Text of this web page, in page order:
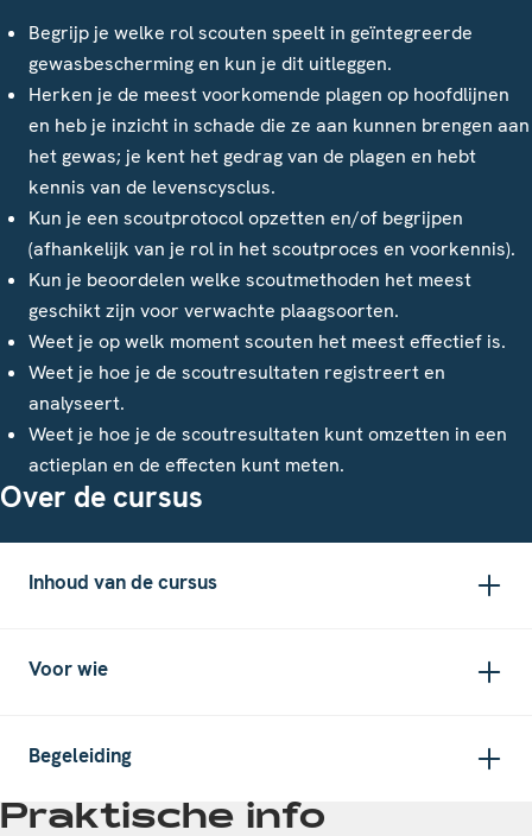
Begrijp je welke rol scouten speelt in geïntegreerde
gewasbescherming en kun je dit uitleggen.
Herken je de meest voorkomende plagen op hoofdlijnen
en heb je inzicht in schade die ze aan kunnen brengen aan
het gewas; je kent het gedrag van de plagen en hebt
kennis van de levenscysclus.
Kun je een scoutprotocol opzetten en/of begrijpen
(afhankelijk van je rol in het scoutproces en voorkennis).
Kun je beoordelen welke scoutmethoden het meest
geschikt zijn voor verwachte plaagsoorten.
Weet je op welk moment scouten het meest effectief is.
Weet je hoe je de scoutresultaten registreert en
analyseert.
Weet je hoe je de scoutresultaten kunt omzetten in een
actieplan en de effecten kunt meten.
Over de cursus
Inhoud van de cursus
Voor wie
Begeleiding
Praktische info